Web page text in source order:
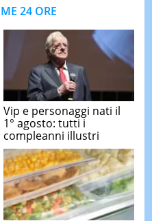
24 ORE
Vip e personaggi nati il
1° agosto: tutti i
compleanni illustri